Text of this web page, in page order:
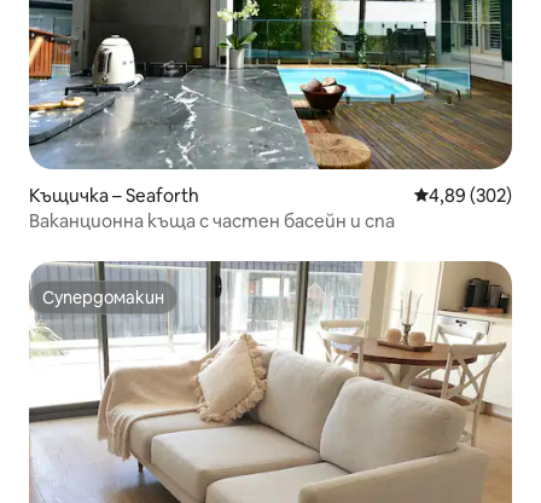
Къщичка – Seaforth Средна
4,89 (302)
Ваканционна къща с частен басейн и спа
Супердомакин
Супердомакин